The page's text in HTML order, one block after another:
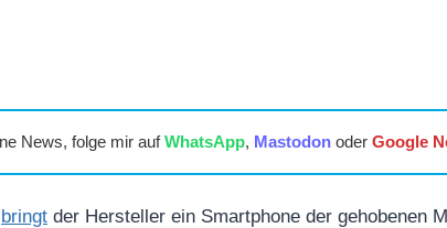
News, folge mir aufWhatsApp, Mastodonoder Google
bringt der Hersteller ein Smartphone der gehobenen